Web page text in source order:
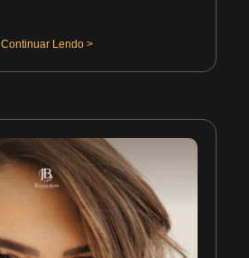
Continuar Lendo >